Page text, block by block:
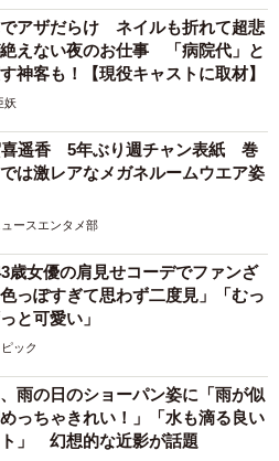
バイトから代表取締役へ
ら志願
業を率いる森山さんは、もとも
仕事をしていた。華やかに見
、夢を叶えたはずだった。しか
世界ではなかったという。
ンサーだと、ゲストの方を潰
ど、全て計算されています。
思っても、それができないんで
ンジできる仕事がしたい、一
起業したいという想いを抱いた
営者のそばで経営ノウハウを学
アザだらけ ネイルも折れて超悲
えない夜のお仕事 「病院代」と
神客も！【現役キャストに取材】
妖
喜遥香 5年ぶり週チャン表紙 巻
は激レアなメガネルームウエア姿
ースエンタメ部
女優の肩見せコーデでファンざ
っぽすぎて思わず二度見」「むっ
と可愛い」
ック
雨の日のショーパン姿に「雨が似
っちゃきれい！」「水も滴る良い
」 幻想的な近影が話題